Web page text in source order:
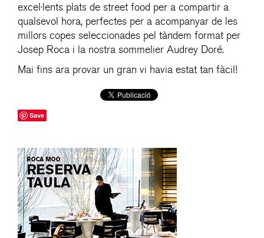
excel·lents plats de street food per a compartir a
qualsevol hora, perfectes per a acompanyar de les
millors copes seleccionades pel tàndem format per
Josep Roca i la nostra sommelier Audrey Doré.
Mai fins ara provar un gran vi havia estat tan fàcil!
Save